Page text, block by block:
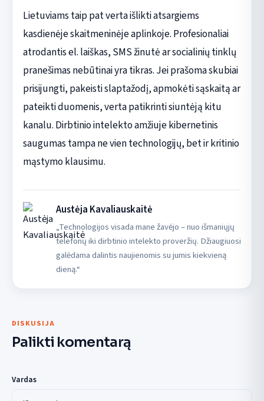
Lietuviams taip pat verta išlikti atsargiems
kasdienėje skaitmeninėje aplinkoje. Profesionaliai
atrodantis el. laiškas, SMS žinutė ar socialinių tinklų
pranešimas nebūtinai yra tikras. Jei prašoma skubiai
prisijungti, pakeisti slaptažodį, apmokėti sąskaitą ar
pateikti duomenis, verta patikrinti siuntėją kitu
kanalu. Dirbtinio intelekto amžiuje kibernetinis
saugumas tampa ne vien technologijų, bet ir kritinio
mąstymo klausimu.
Austėja Kavaliauskaitė
„Technologijos visada mane žavėjo – nuo išmaniųjų
telefonų iki dirbtinio intelekto proveržių. Džiaugiuosi
galėdama dalintis naujienomis su jumis kiekvieną
dieną.“
DISKUSIJA
Palikti komentarą
Vardas